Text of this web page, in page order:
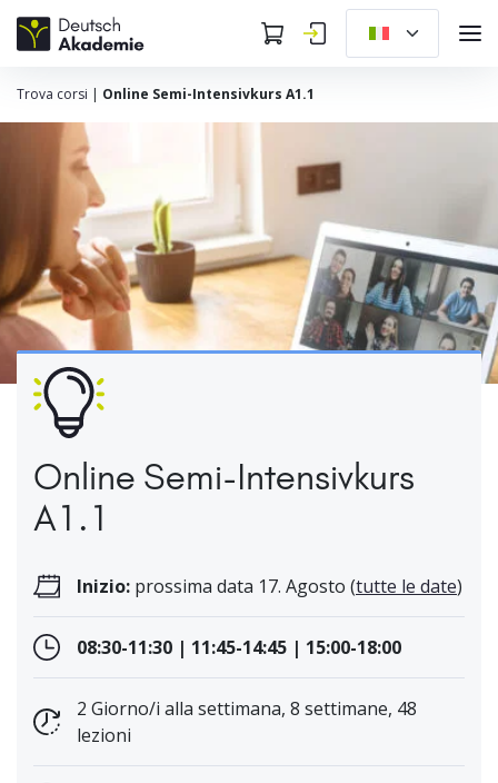
Trova corsi | Online Semi-Intensivkurs A1.1
Online Semi-Intensivkurs
A1.1
Inizio: prossima data 17. Agosto (tutte le date)
08:30-11:30 | 11:45-14:45 | 15:00-18:00
2 Giorno/i alla settimana, 8 settimane, 48
lezioni